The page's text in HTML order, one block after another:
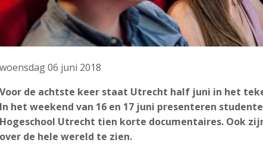
woensdag 06 juni 2018
Voor de achtste keer staat Utrecht half juni in het
In het weekend van 16 en 17 juni presenteren
Hogeschool Utrecht tien korte documentaires. Ook
over de hele wereld te zien.